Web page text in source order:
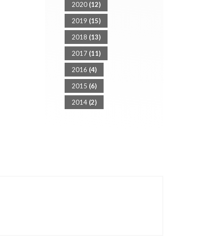
2020 (12)
2019 (15)
2018 (13)
2017 (11)
2016 (4)
2015 (6)
2014 (2)